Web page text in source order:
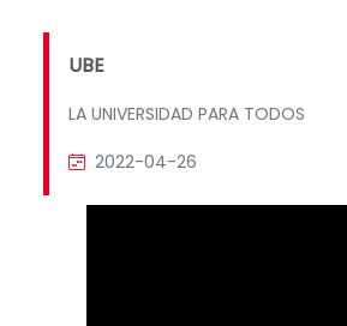
UBE
LA UNIVERSIDAD PARA TODOS
2022-04-26